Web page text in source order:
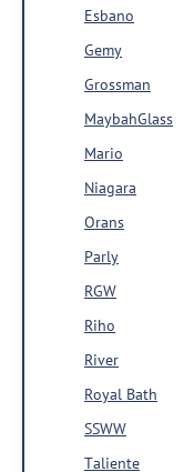
Esbano
Gemy
Grossman
MaybahGlass
Mario
Niagara
Orans
Parly
RGW
Riho
River
Royal Bath
SSWW
Taliente